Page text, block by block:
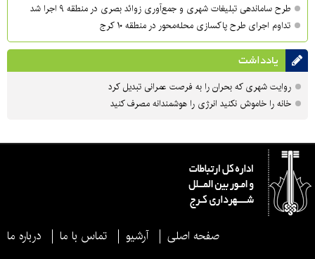
طرح ساماندهی تبلیغات شهری و جمع‌آوری زوائد بصری در منطقه ۹ اجرا شد
تداوم اجرای طرح پاکسازی محله‌محور در منطقه ۱۰ کرج
یادداشت
روایت شهری که بحران را به فرصت عمرانی تبدیل کرد
خانه را خاموش نکنید انرژی را هوشمندانه مصرف کنید
صفحه اصلی آرشیو تماس با ما درباره ما